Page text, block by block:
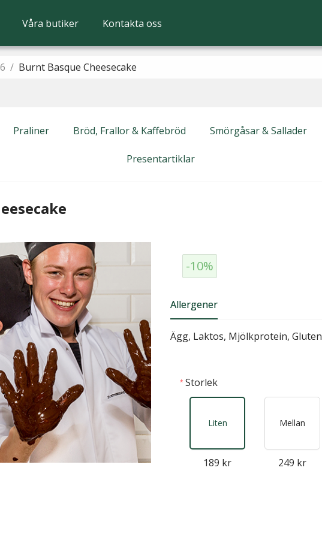
Våra butiker Kontakta oss
/ Burnt Basque Cheesecake
Praliner Bröd, Frallor & Kaffebröd Smörgåsar & Sallader
Presentartiklar
-10%
Allergener
Ägg, Laktos, Mjölkprotein, Gluten
Storlek
Liten
189 kr
Mellan
249 kr